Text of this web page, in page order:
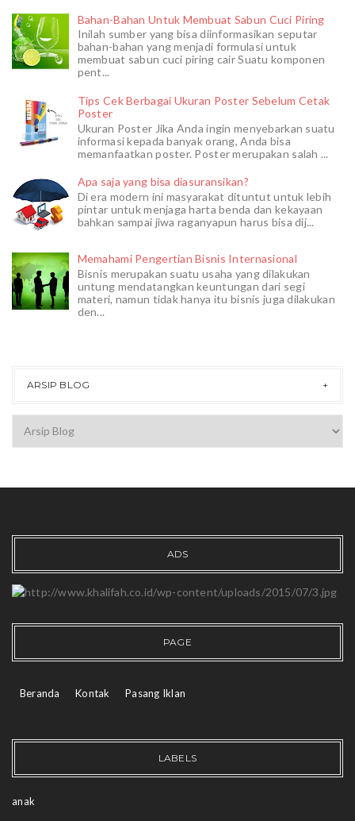
Bahan-Bahan Untuk Membuat Sabun Cuci Piring
Inilah sumber yang bisa diinformasikan seputar
bahan-bahan yang menjadi formulasi untuk
membuat sabun cuci piring cair Suatu komponen
pent...
Tips Cek Berbagai Ukuran Poster Sebelum Cetak
Poster
Ukuran Poster Jika Anda ingin menyebarkan suatu
informasi kepada banyak orang, Anda bisa
memanfaatkan poster. Poster merupakan salah ...
Apa saja yang bisa diasuransikan?
Di era modern ini masyarakat dituntut untuk lebih
pintar untuk menjaga harta benda dan kekayaan
bahkan sampai jiwa raganyapun harus bisa dij...
Memahami Pengertian Bisnis Internasional
Bisnis merupakan suatu usaha yang dilakukan
untung mendatangkan keuntungan dari segi
materi, namun tidak hanya itu bisnis juga dilakukan
den...
ARSIP BLOG
ADS
PAGE
Beranda Kontak Pasang Iklan
LABELS
anak